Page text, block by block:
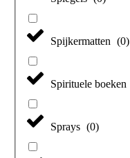
Spijkermatten (0)
Spirituele boeken
Sprays (0)